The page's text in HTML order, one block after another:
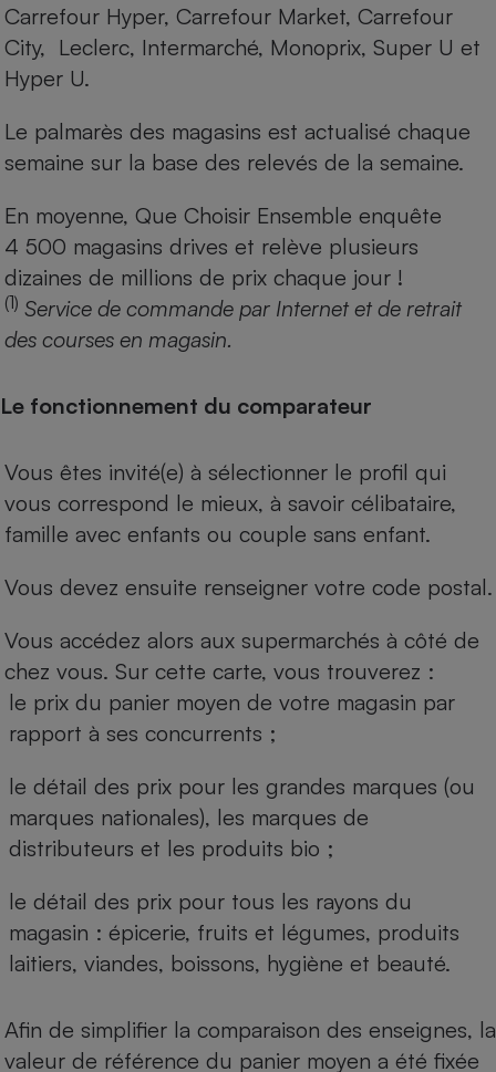
Carrefour Hyper, Carrefour Market, Carrefour
City, Leclerc, Intermarché, Monoprix, Super U et
Hyper U.
Le palmarès des magasins est actualisé chaque
semaine sur la base des relevés de la semaine.
En moyenne, Que Choisir Ensemble enquête
4 500 magasins drives et relève plusieurs
dizaines de millions de prix chaque jour !
(1) Service de commande par Internet et de retrait
des courses en magasin.
Le fonctionnement du comparateur
Vous êtes invité(e) à sélectionner le profil qui
vous correspond le mieux, à savoir célibataire,
famille avec enfants ou couple sans enfant.
Vous devez ensuite renseigner votre code postal.
Vous accédez alors aux supermarchés à côté de
chez vous. Sur cette carte, vous trouverez :
le prix du panier moyen de votre magasin par
rapport à ses concurrents ;
le détail des prix pour les grandes marques (ou
marques nationales), les marques de
distributeurs et les produits bio ;
le détail des prix pour tous les rayons du
magasin : épicerie, fruits et légumes, produits
laitiers, viandes, boissons, hygiène et beauté.
Afin de simplifier la comparaison des enseignes, la
valeur de référence du panier moyen a été fixée